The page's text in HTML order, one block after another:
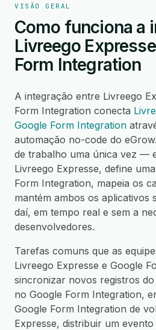
VISÃO GERAL
Como funciona a
Livreego
Form Integration
A integração entre Livreego
Form Integration conecta
Google Form Integration
automação no-code do
de trabalho uma única vez —
Livreego Expresse, define
Form Integration, mapeia os
mantém ambos os aplicativos
daí, em tempo real e sem a
desenvolvedores.
Tarefas comuns que as
Livreego Expresse e Google
sincronizar novos registros
no Google Form Integration,
Google Form Integration de
Expresse, distribuir um